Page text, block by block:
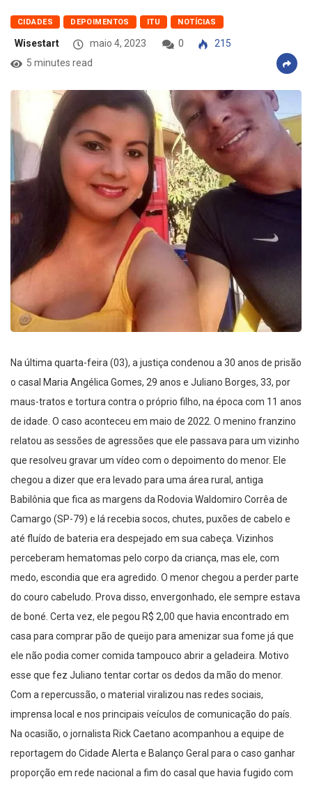
CIDADES DEPOIMENTOS ITU NOTÍCIAS
Wisestart maio 4, 2023 0
215
5 minutes read
Na última quarta-feira (03), a justiça condenou a 30 anos de prisão
o casal Maria Angélica Gomes, 29 anos e Juliano Borges, 33, por
maus-tratos e tortura contra o próprio filho, na época com 11 anos
de idade. O caso aconteceu em maio de 2022. O menino franzino
relatou as sessões de agressões que ele passava para um vizinho
que resolveu gravar um vídeo com o depoimento do menor. Ele
chegou a dizer que era levado para uma área rural, antiga
Babilônia que fica as margens da Rodovia Waldomiro Corrêa de
Camargo (SP-79) e lá recebia socos, chutes, puxões de cabelo e
até fluído de bateria era despejado em sua cabeça. Vizinhos
perceberam hematomas pelo corpo da criança, mas ele, com
medo, escondia que era agredido. O menor chegou a perder parte
do couro cabeludo. Prova disso, envergonhado, ele sempre estava
de boné. Certa vez, ele pegou R$ 2,00 que havia encontrado em
casa para comprar pão de queijo para amenizar sua fome já que
ele não podia comer comida tampouco abrir a geladeira. Motivo
esse que fez Juliano tentar cortar os dedos da mão do menor.
Com a repercussão, o material viralizou nas redes sociais,
imprensa local e nos principais veículos de comunicação do país.
Na ocasião, o jornalista Rick Caetano acompanhou a equipe de
reportagem do Cidade Alerta e Balanço Geral para o caso ganhar
proporção em rede nacional a fim do casal que havia fugido com